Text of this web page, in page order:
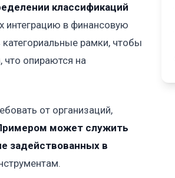
классификаций
интеграцию в финансовую
рамки, чтобы
опираются на
от организаций,
может служить
задействованных в